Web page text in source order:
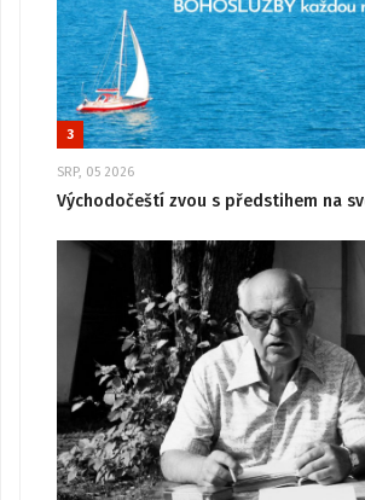
3
SRP, 05 2026
Východočeští zvou s předstihem na